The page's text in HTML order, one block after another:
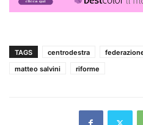
TAGS centrodestra
matteo salvini
riforme